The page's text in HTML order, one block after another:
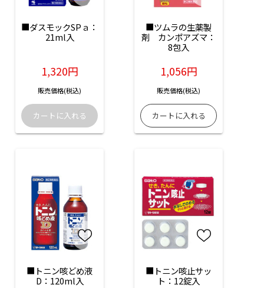
■ダスモックSPａ：
21ml入
1,320円
販売価格(税込)
■ツムラの生薬製
剤　カンポアズマ：
8包入
1,056円
販売価格(税込)
■トニン咳どめ液
D：120ml入
■トニン咳止サッ
ト：12錠入